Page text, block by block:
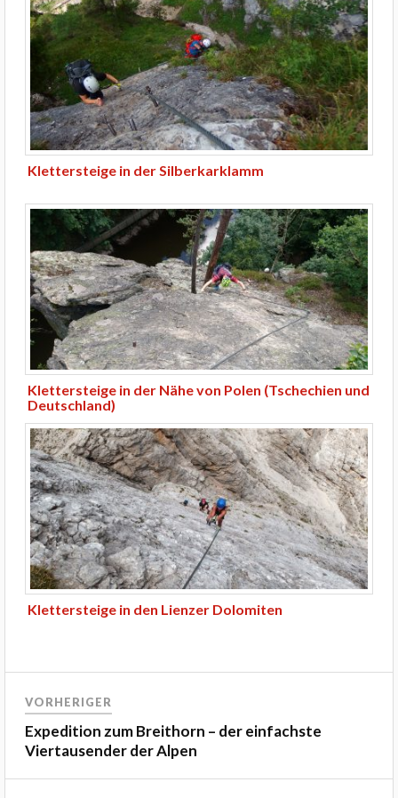
Klettersteige in der Silberkarklamm
Klettersteige in der Nähe von Polen (Tschechien und
Deutschland)
Klettersteige in den Lienzer Dolomiten
VORHERIGER
Expedition zum Breithorn – der einfachste
Viertausender der Alpen